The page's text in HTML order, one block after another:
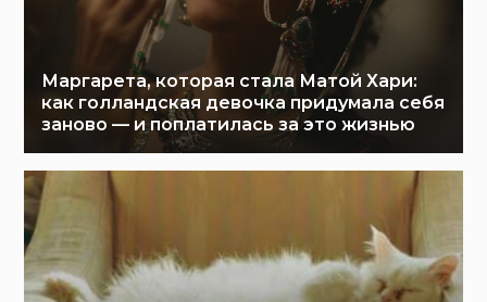
Маргарета, которая стала Матой Хари:
как голландская девочка придумала себя
заново — и поплатилась за это жизнью